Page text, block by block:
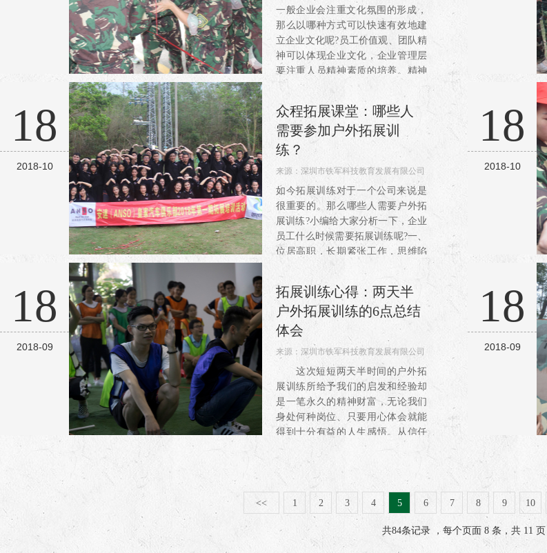
阅读：3687
一般企业会注重文化氛围的形成，
那么以哪种方式可以快速有效地建
立企业文化呢?员工价值观、团队精
神可以体现企业文化，企业管理层
要注重人员精神素质的培养。精神
素质的培养不是靠单纯的授课，传
统的灌输式培训方式可以传授职业
技术，但无法培养学员的精神。...
18
2018-10
众程拓展课堂：哪些人
需要参加户外拓展训
练？
来源： 深圳市铁军科技教育发展有限公司
阅读：3558
如今拓展训练对于一个公司来说是
很重要的。那么哪些人需要户外拓
展训练?小编给大家分析一下，企业
员工什么时候需要拓展训练呢?一、
位居高职，长期紧张工作，思维陷
入某种惯性模式的管理者体验式寓
的学习氛围，并设置了更有挑...
18
2018-10
18
2018-09
拓展训练心得：两天半
户外拓展训练的6点总结
体会
来源： 深圳市铁军科技教育发展有限公司
阅读：3645
这次短短两天半时间的户外拓
展训练所给予我们的启发和经验却
是一笔永久的精神财富，无论我们
身处何种岗位、只要用心体会就能
得到十分有益的人生感悟。从信任
背摔、空中单杠、孤岛求生、翻越
毕业墙活动中给我留下的印象极
深，得到的知识与心得体会也非常
丰...
18
2018-09
<< 1 2 3 4 5 6 7 8 9 10
共84条记录 ，每个页面 8 条，共 11 页